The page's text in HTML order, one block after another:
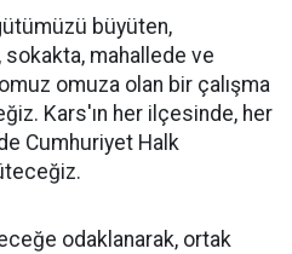
büyüten,
sokakta, mahallede ve
omuza olan bir çalışma
Kars'ın her ilçesinde, her
Cumhuriyet Halk
odaklanarak, ortak